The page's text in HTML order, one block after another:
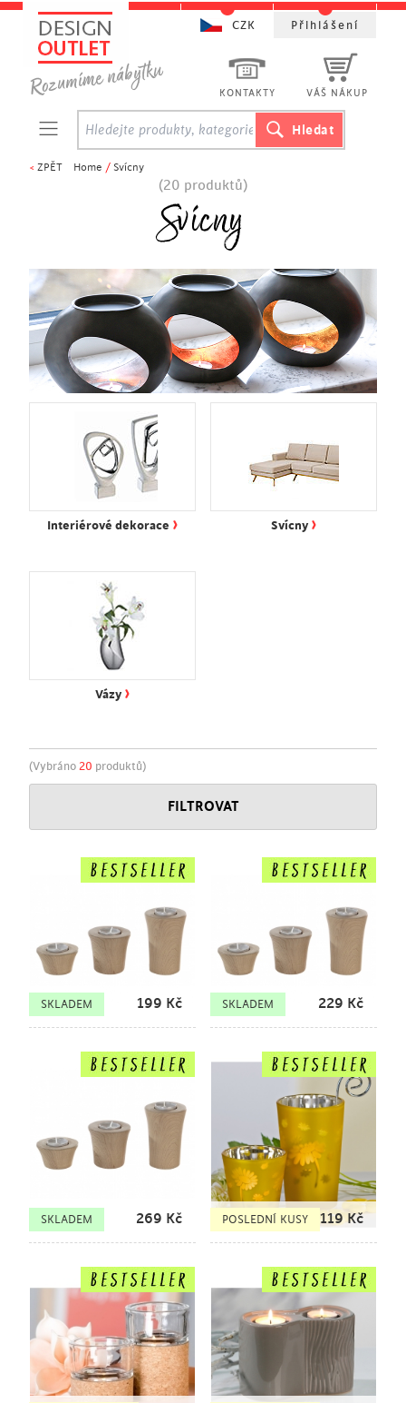
< ZPĚT Home / Svícny
(20 produktů)
Svícny
Interiérové dekorace › Svícny ›
Vázy ›
(Vybráno 20 produktů)
FILTROVAT
SKLADEM 199 Kč SKLADEM 229 Kč
SKLADEM 269 Kč POSLEDNÍ KUSY 119Kč
KONTAKTY VÁŠ NÁKUP
CZK Přihlášení